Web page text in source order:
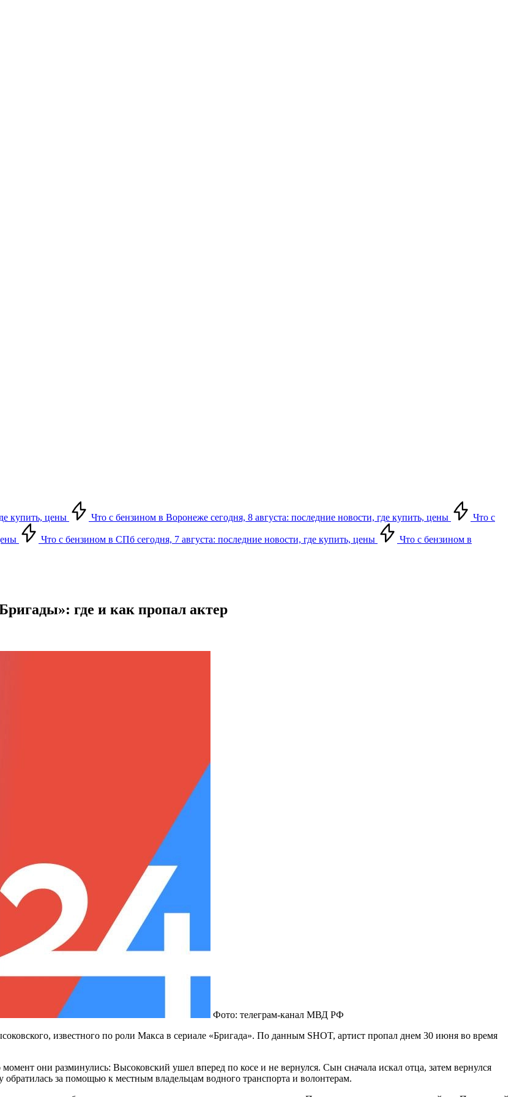
купить, цены Что с бензином в Воронеже сегодня, 8 августа: последние новости, где купить, цены Что с
Что с бензином в СПб сегодня, 7 августа: последние новости, где купить, цены
Что с бензином в
где и как пропал актер
Фото: телеграм-канал МВД РФ
известного по роли Макса в сериале «Бригада». По данным SHOT, артист пропал днем 30 июня во время
они разминулись: Высоковский ушел вперед по косе и не вернулся. Сын сначала искал отца, затем вернулся
за помощью к местным владельцам водного транспорта и волонтерам.